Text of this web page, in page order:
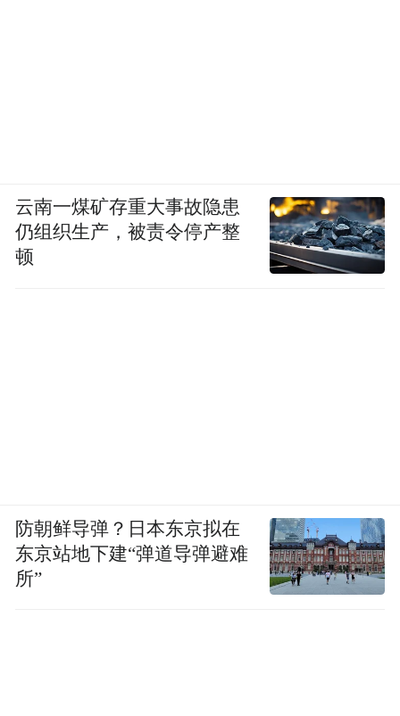
云南一煤矿存重大事故隐患
仍组织生产，被责令停产整
顿
防朝鲜导弹？日本东京拟在
东京站地下建“弹道导弹避难
所”